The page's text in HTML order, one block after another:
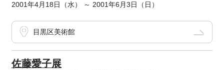
2001年4月18日（水） ～ 2001年6月3日（日）
目黒区美術館
佐藤愛子展